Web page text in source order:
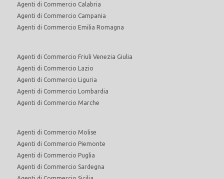
Agenti di Commercio Calabria
Agenti di Commercio Campania
Agenti di Commercio Emilia Romagna
Agenti di Commercio Friuli Venezia Giulia
Agenti di Commercio Lazio
Agenti di Commercio Liguria
Agenti di Commercio Lombardia
Agenti di Commercio Marche
Agenti di Commercio Molise
Agenti di Commercio Piemonte
Agenti di Commercio Puglia
Agenti di Commercio Sardegna